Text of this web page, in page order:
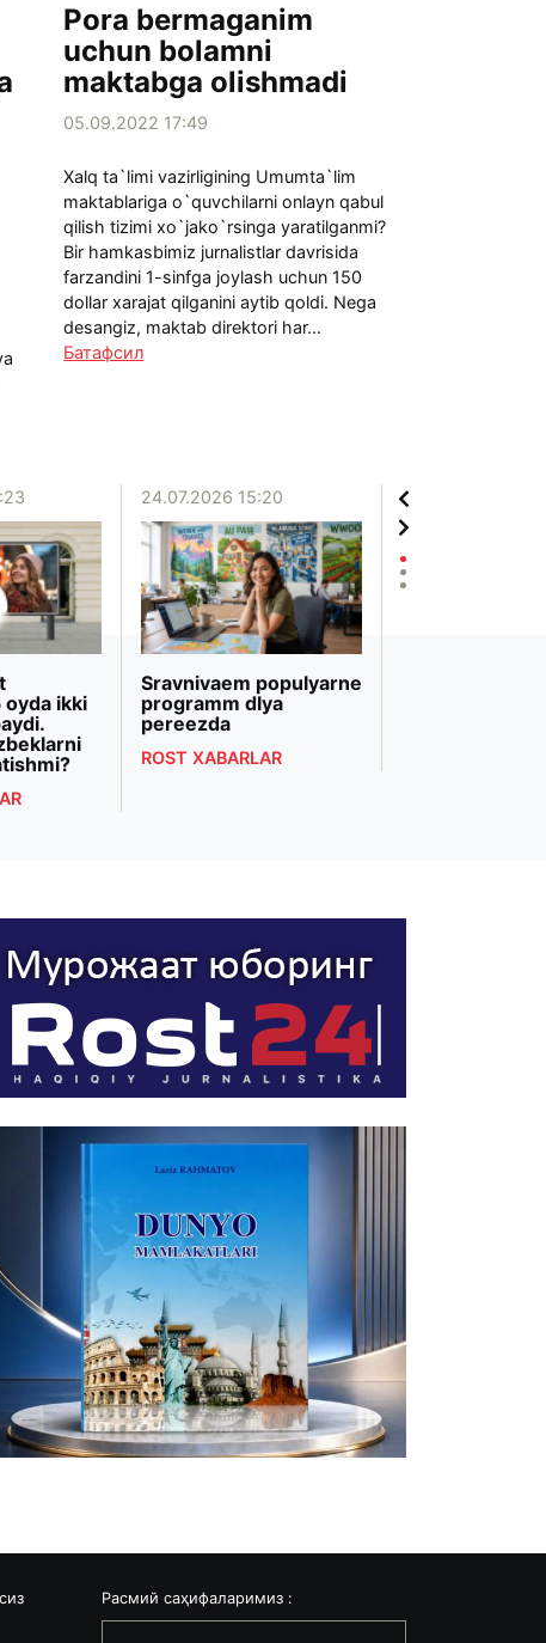
Pora bermaganim
uchun bolamni
maktabga olishmadi
05.09.2022 17:49
Xalq ta`limi vazirligining Umumta`lim
maktablariga o`quvchilarni onlayn qabul
qilish tizimi xo`jako`rsinga yaratilganmi?
Bir hamkasbimiz jurnalistlar davrisida
farzandini 1-sinfga joylash uchun 150
dollar xarajat qilganini aytib qoldi. Nega
desangiz, maktab direktori har...
Батафсил
oyda ikki
24.07.2026 15:20
Sravnivaem populyarne
programm dlya
pereezda
ROST XABARLAR
20.07.2026 12:06
Расмий саҳифаларимиз :